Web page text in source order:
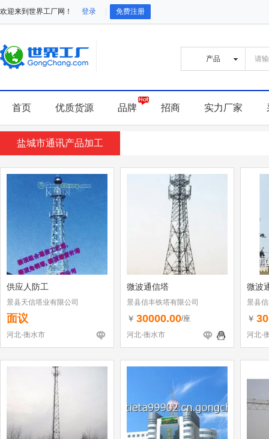
欢迎来到世界工厂网！ 登录 免费注册
首页 优质货源 品牌 招商 实力厂家
盐城市通讯产品加工
供应人防工
景县天信塔业有限公司
面议
河北-衡水市
微波通信塔
景县信丰铁塔有限公司
￥ 30000.00/座
河北-衡水市
微波
景县
￥
河北-